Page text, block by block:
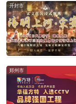
开封市
郑州市